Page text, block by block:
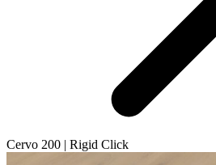
Cervo 200 | Rigid Click